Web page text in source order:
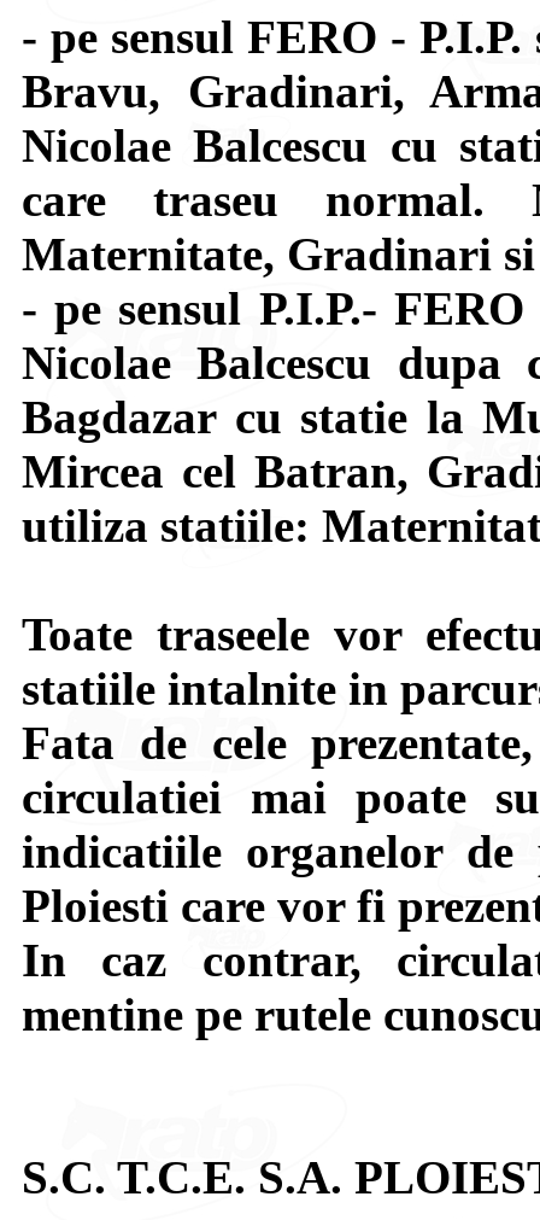
- pe sensul FERO -
Bravu, Gradinari,
Nicolae Balcescu cu
care traseu
Maternitate, Gradinari
- pe sensul P.I.P.-
Nicolae Balcescu
Bagdazar cu statie la
Mircea cel Batran,
utiliza statiile:
Toate traseele vor
statiile intalnite in
Fata de cele
circulatiei mai poate
indicatiile organelor
Ploiesti care vor fi
In caz contrar,
mentine pe rutele
S.C. T.C.E. S.A.